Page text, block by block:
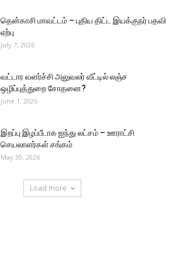
தென்காசி மாவட்டம் – புதிய திட்ட இயக்குநர் பதவி
ஏற்பு
July 7, 2026
வட்டார வளர்ச்சி அலுவலர் வீட்டில் லஞ்ச
ஒழிப்புத்துறை சோதனை?
June 1, 2026
இறப்பு இழப்பீடாக ஐந்து லட்சம் – ஊராட்சி
செயலாளர்கள் சங்கம்
May 30, 2026
Load more